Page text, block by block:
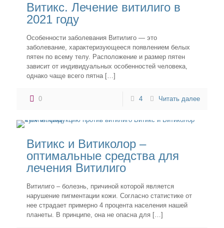
Витикс. Лечение витилиго в
2021 году
Особенности заболевания Витилиго — это
заболевание, характеризующееся появлением белых
пятен по всему телу. Расположение и размер пятен
зависит от индивидуальных особенностей человека,
однако чаще всего пятна[…]
0 4 Читать далее
Витикс и Витиколор –
оптимальные средства для
лечения Витилиго
Витилиго – болезнь, причиной которой является
нарушение пигментации кожи. Согласно статистике от
нее страдает примерно 4 процента населения нашей
планеты. В принципе, она не опасна для […]